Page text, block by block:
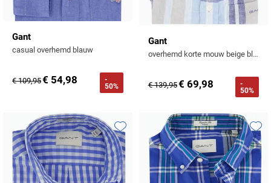
Gant
casual overhemd blauw
€ 109,95€ 54,98
-
50%
Gant
overhemd korte mouw beige blauw geruit linnen
€ 139,95€ 69,98
-
50%
Toevoegen aan favorieten